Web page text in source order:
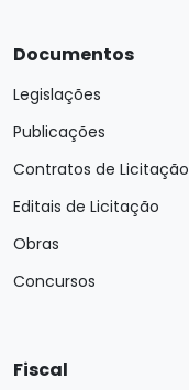
Documentos
Legislações
Publicações
Contratos de Licitação
Editais de Licitação
Obras
Concursos
Fiscal